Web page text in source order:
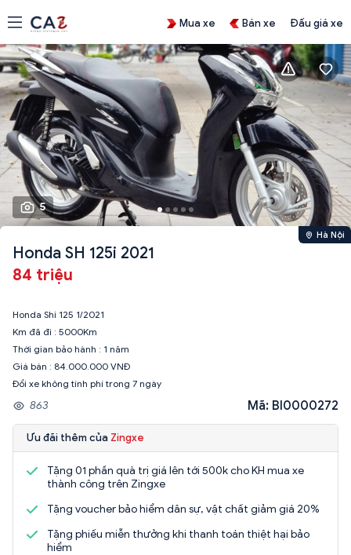
Mua xe Bán xe Đấu giá xe
5
Hà Nội
Honda SH 125i 2021
84 triệu
Honda Shi 125 1/2021
Km đã đi : 5000Km
Thời gian bảo hành : 1 năm
Giá bán : 84.000.000 VNĐ
Đổi xe không tính phí trong 7 ngày
863 Mã: BI0000272
Ưu đãi thêm của Zingxe
Tặng 01 phần quà trị giá lên tới 500k cho KH mua xe
thành công trên Zingxe
Tặng voucher bảo hiểm dân sự, vật chất giảm giá 20%
Tặng phiếu miễn thưởng khi thanh toán thiệt hại bảo
hiểm